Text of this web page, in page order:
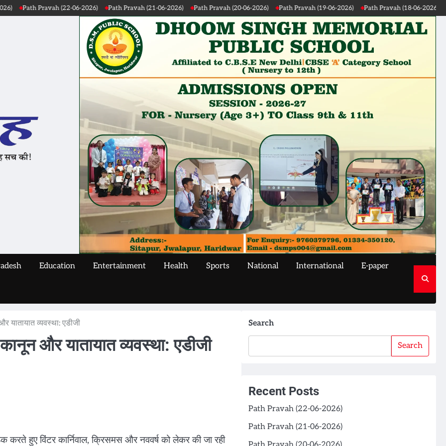
(22-06-2026) Path Pravah (21-06-2026) Path Pravah (20-06-2026) Path Pravah (19-06-2026) Path Pravah (18-06-2026)
Education Entertainment Health Sports National International E-paper
व्यवस्था: एडीजी
और यातायात व्यवस्था: एडीजी
हुए विंटर कार्निवाल, क्रिसमस और नववर्ष को लेकर की जा रही
Search
Search
Recent Posts
Path Pravah (22-06-2026)
Path Pravah (21-06-2026)